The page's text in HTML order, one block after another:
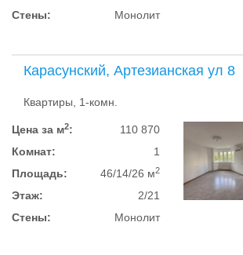
Стены:
Монолит
Карасунский, Артезианская ул 8
Квартиры, 1-комн.
Цена за м2:
110 870
Комнат:
1
Площадь:
46/14/26 м2
Этаж:
2/21
Стены:
Монолит